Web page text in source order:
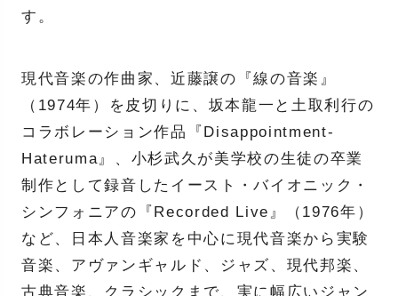
す。
現代音楽の作曲家、近藤譲の『線の音楽』
（1974年）を皮切りに、坂本龍一と土取利行の
コラボレーション作品『Disappointment-
Hateruma』、小杉武久が美学校の生徒の卒業
制作として録音したイースト・バイオニック・
シンフォニアの『Recorded Live』（1976年）
など、日本人音楽家を中心に現代音楽から実験
音楽、アヴァンギャルド、ジャズ、現代邦楽、
古典音楽、クラシックまで、実に幅広いジャン